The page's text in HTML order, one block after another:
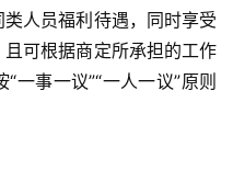
人员福利待遇，同时享受
可根据商定所承担的工作
一事一议”“一人一议”原则